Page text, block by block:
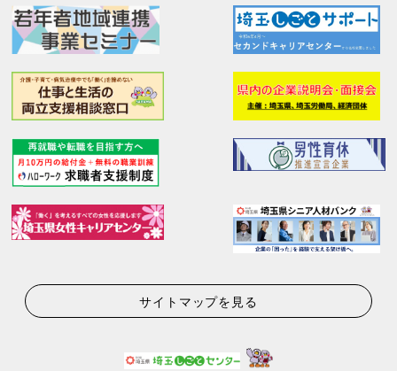
サイトマップを見る